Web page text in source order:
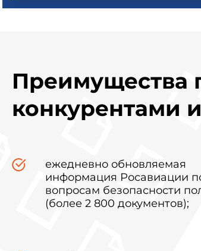
Преимущества
конкурентами
ежедневно обновляемая
информация Росавиации
вопросам безопасности
(более 2 800 документов);